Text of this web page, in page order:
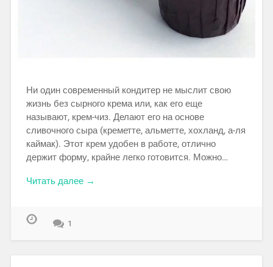
Ни один современный кондитер не мыслит свою
жизнь без сырного крема или, как его еще
называют, крем-чиз. Делают его на основе
сливочного сыра (креметте, альметте, хохланд, а-ля
каймак). Этот крем удобен в работе, отлично
держит форму, крайне легко готовится. Можно…
Читать далее →
1